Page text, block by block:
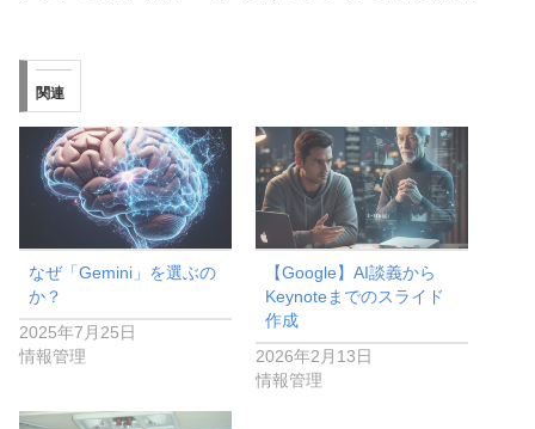
関連
なぜ「Gemini」を選ぶの
か？
2025年7月25日
情報管理
【Google】AI談義から
Keynoteまでのスライド
作成
2026年2月13日
情報管理